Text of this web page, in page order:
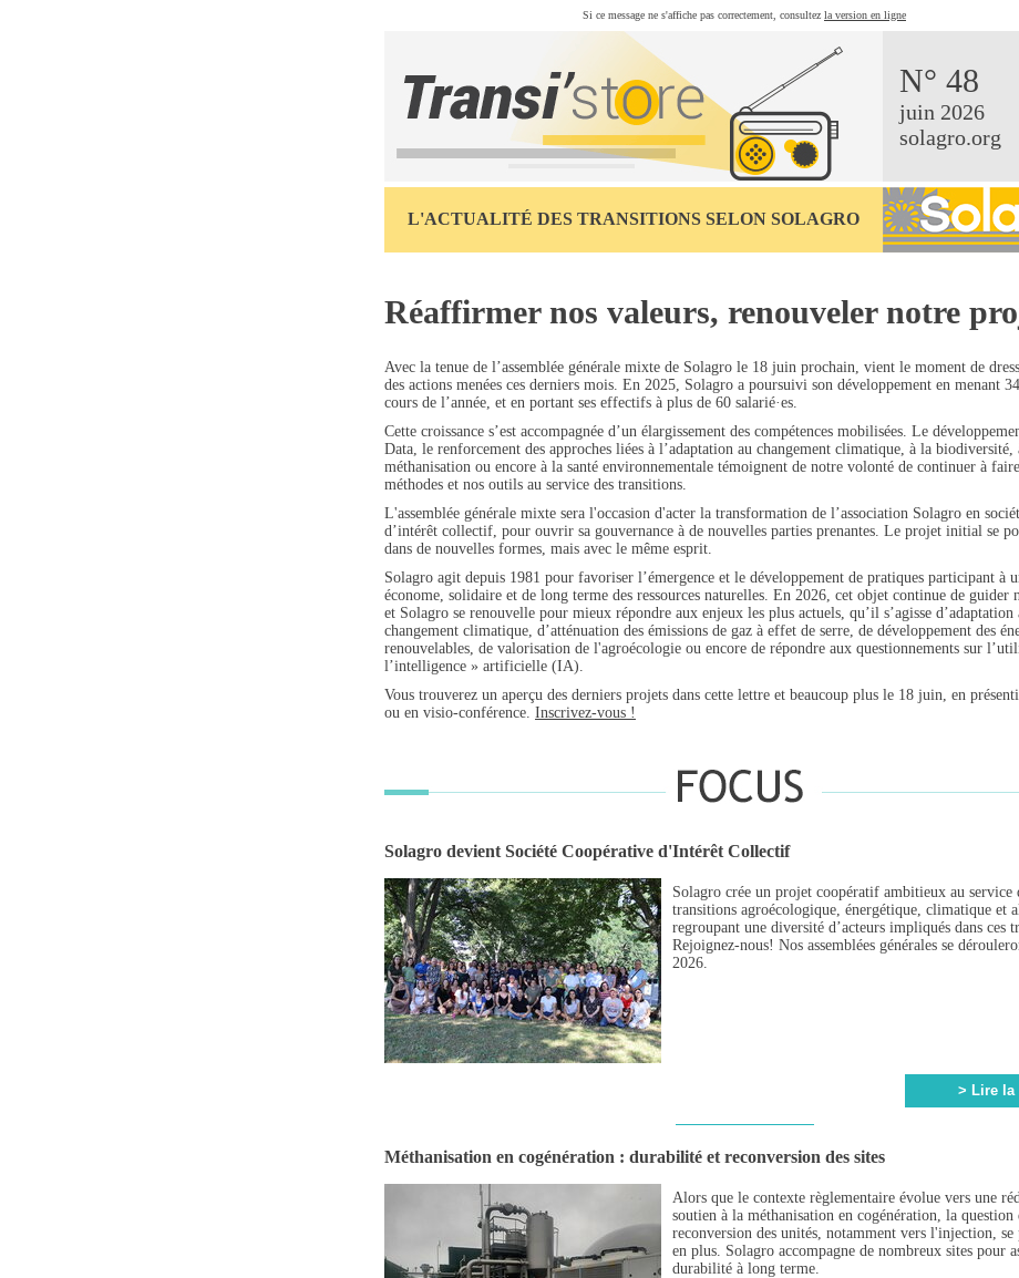
Si ce message ne s'affiche pas correctement, consultez la version en ligne
N° 48
juin 2026
solagro.org
L'ACTUALITÉ DES TRANSITIONS SELON SOLAGRO
Réaffirmer nos valeurs, renouveler notre
Avec la tenue de l’assemblée générale mixte de Solagro le 18 juin prochain, vient le moment de
des actions menées ces derniers mois. En 2025, Solagro a poursuivi son développement en menant
cours de l’année, et en portant ses effectifs à plus de 60 salarié·es.
Cette croissance s’est accompagnée d’un élargissement des compétences mobilisées. Le
Data, le renforcement des approches liées à l’adaptation au changement climatique, à la biodiversité,
méthanisation ou encore à la santé environnementale témoignent de notre volonté de continuer à
méthodes et nos outils au service des transitions.
L'assemblée générale mixte sera l'occasion d'acter la transformation de l’association Solagro en
d’intérêt collectif, pour ouvrir sa gouvernance à de nouvelles parties prenantes. Le projet initial se
dans de nouvelles formes, mais avec le même esprit.
Solagro agit depuis 1981 pour favoriser l’émergence et le développement de pratiques participant à
économe, solidaire et de long terme des ressources naturelles. En 2026, cet objet continue de guider
et Solagro se renouvelle pour mieux répondre aux enjeux les plus actuels, qu’il s’agisse d’adaptation
changement climatique, d’atténuation des émissions de gaz à effet de serre, de développement des
renouvelables, de valorisation de l'agroécologie ou encore de répondre aux questionnements sur
l’intelligence » artificielle (IA).
Vous trouverez un aperçu des derniers projets dans cette lettre et beaucoup plus le 18 juin, en
ou en visio-conférence. Inscrivez-vous !
Solagro devient Société Coopérative d'Intérêt Collectif
Solagro crée un projet coopératif ambitieux au service
transitions agroécologique, énergétique, climatique et
regroupant une diversité d’acteurs impliqués dans ces
Rejoignez-nous! Nos assemblées générales se
2026.
> Lire la
Méthanisation en cogénération : durabilité et reconversion des sites
Alors que le contexte règlementaire évolue vers une
soutien à la méthanisation en cogénération, la question
reconversion des unités, notamment vers l'injection, se
en plus. Solagro accompagne de nombreux sites pour
durabilité à long terme.